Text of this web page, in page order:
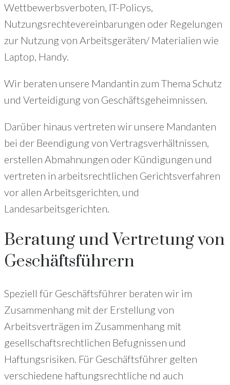
Wettbewerbsverboten, IT-Policys,
Nutzungsrechtevereinbarungen oder Regelungen
zur Nutzung von Arbeitsgeräten/ Materialien wie
Laptop, Handy.
Wir beraten unsere Mandantin zum Thema Schutz
und Verteidigung von Geschäftsgeheimnissen.
Darüber hinaus vertreten wir unsere Mandanten
bei der Beendigung von Vertragsverhältnissen,
erstellen Abmahnungen oder Kündigungen und
vertreten in arbeitsrechtlichen Gerichtsverfahren
vor allen Arbeitsgerichten, und
Landesarbeitsgerichten.
Beratung und Vertretung von
Geschäftsführern
Speziell für Geschäftsführer beraten wir im
Zusammenhang mit der Erstellung von
Arbeitsverträgen im Zusammenhang mit
gesellschaftsrechtlichen Befugnissen und
Haftungsrisiken. Für Geschäftsführer gelten
verschiedene haftungsrechtliche nd auch